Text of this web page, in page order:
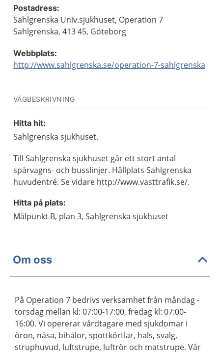
Postadress:
Sahlgrenska Univ.sjukhuset, Operation 7
Sahlgrenska, 413 45, Göteborg
Webbplats:
http://www.sahlgrenska.se/operation-7-sahlgrenska
VÄGBESKRIVNING
Hitta hit:
Sahlgrenska sjukhuset.
Till Sahlgrenska sjukhuset går ett stort antal
spårvagns- och busslinjer. Hållplats Sahlgrenska
huvudentré. Se vidare http://www.vasttrafik.se/.
Hitta på plats:
Målpunkt B, plan 3, Sahlgrenska sjukhuset
Om oss
På Operation 7 bedrivs verksamhet från måndag -
torsdag mellan kl: 07:00-17:00, fredag kl: 07:00-
16:00. Vi opererar vårdtagare med sjukdomar i
öron, näsa, bihålor, spottkörtlar, hals, svalg,
struphuvud, luftstrupe, luftrör och matstrupe. Vår